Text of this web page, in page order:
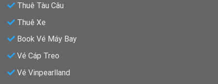
Thuê Tàu Câu
Thuê Xe
Book Vé Máy Bay
Vé Cáp Treo
Vé Vinpearlland